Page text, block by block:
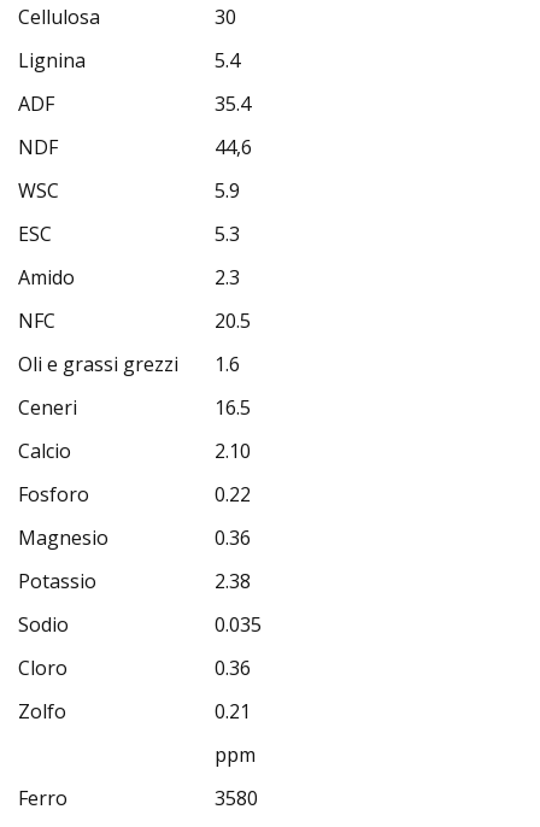
Cellulosa
30
Lignina
5.4
ADF
35.4
NDF
44,6
WSC
5.9
ESC
5.3
Amido
2.3
NFC
20.5
Oli e grassi grezzi
1.6
Ceneri
16.5
Calcio
2.10
Fosforo
0.22
Magnesio
0.36
Potassio
2.38
Sodio
0.035
Cloro
0.36
Zolfo
0.21
ppm
Ferro
3580